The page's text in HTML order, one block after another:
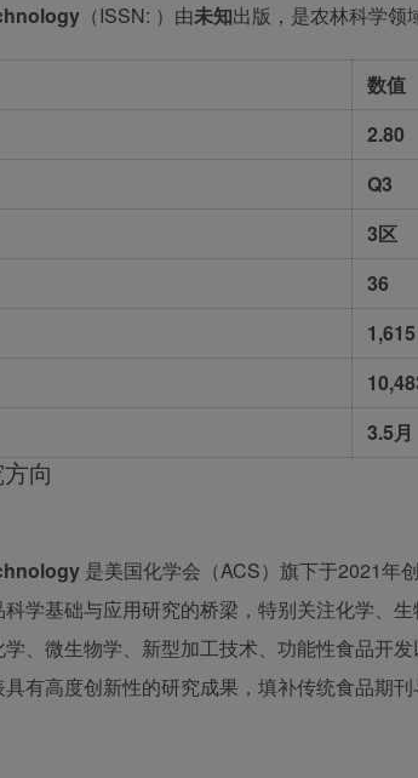
（ISSN: ）由未知出版，是农林科学领
数值
2.80
Q3
3区
36
1,615
3.5月
向
是美国化学会（ACS）旗下于2021年
学基础与应用研究的桥梁，特别关注化学、
、微生物学、新型加工技术、功能性食品开
有高度创新性的研究成果，填补传统食品期刊